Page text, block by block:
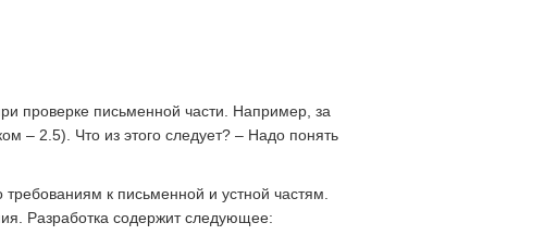
проверке письменной части. Например, за
– 2.5). Что из этого следует? – Надо понять
к письменной и устной частям.
Разработка содержит следующее: